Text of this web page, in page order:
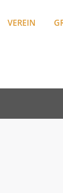
VEREIN